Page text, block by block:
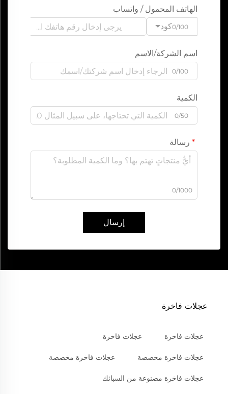
الهاتف المحمول / واتساب
كود0/100
اسم الشركة/الاسم
0/100
الكمية
0/50
رسالة
0/1000
إرسال
عجلات فاخرة
عجلات فاخرة عجلات فاخرة
عجلات فاخرة مخصصة عجلات فاخرة مخصصة
عجلات فاخرة مصنوعة من السبائك